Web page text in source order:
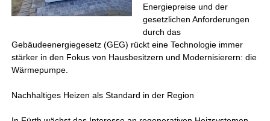
Energiepreise und der
gesetzlichen Anforderungen
durch das
Gebäudeenergiegesetz (GEG) rückt eine Technologie immer
stärker in den Fokus von Hausbesitzern und Modernisierern: die
Wärmepumpe.
Nachhaltiges Heizen als Standard in der Region